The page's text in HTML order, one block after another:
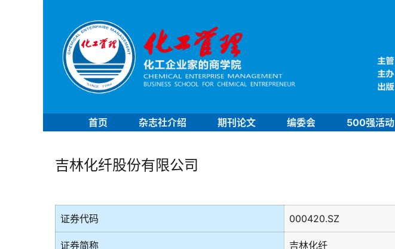
首页 杂志社介绍 期刊论文 编委会 500强活动
吉林化纤股份有限公司
证券代码 000420.SZ
证券简称 吉林化纤